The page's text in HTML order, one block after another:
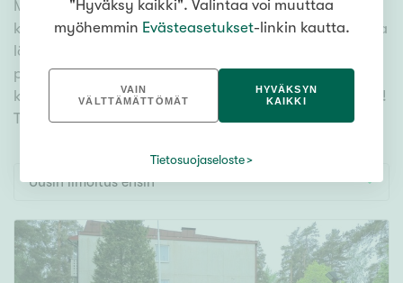
Kerros-/luhtitalo
Rivitalo/paritalo
Omakoti-/erillistalo
Maa- tai metsätila
Vapaa-ajan asunto
Toimitila
Autotalli
Muut
Meiltä löydät myytävät kerrostaloasunnot Tuusula
kattavasti ja helposti. Kätevän hakutyökalumme avulla
löydät unelmiesi kodin, oli sitten tähtäimessä sauna,
parveke tai merinäköala. Katso alta kaikki myytävät
kerrostaloasunnot Tuusula ja valitse itsellesi mieleinen!
Tutustu myös videoesittelyihimme!
Uusin ilmoitus ensin
"Hyväksy kaikki". Valintaa voi muuttaa
myöhemmin Evästeasetukset-linkin kautta.
VAIN
VÄLTTÄMÄTTÖMÄT
HYVÄKSYN
KAIKKI
Tietosuojaseloste